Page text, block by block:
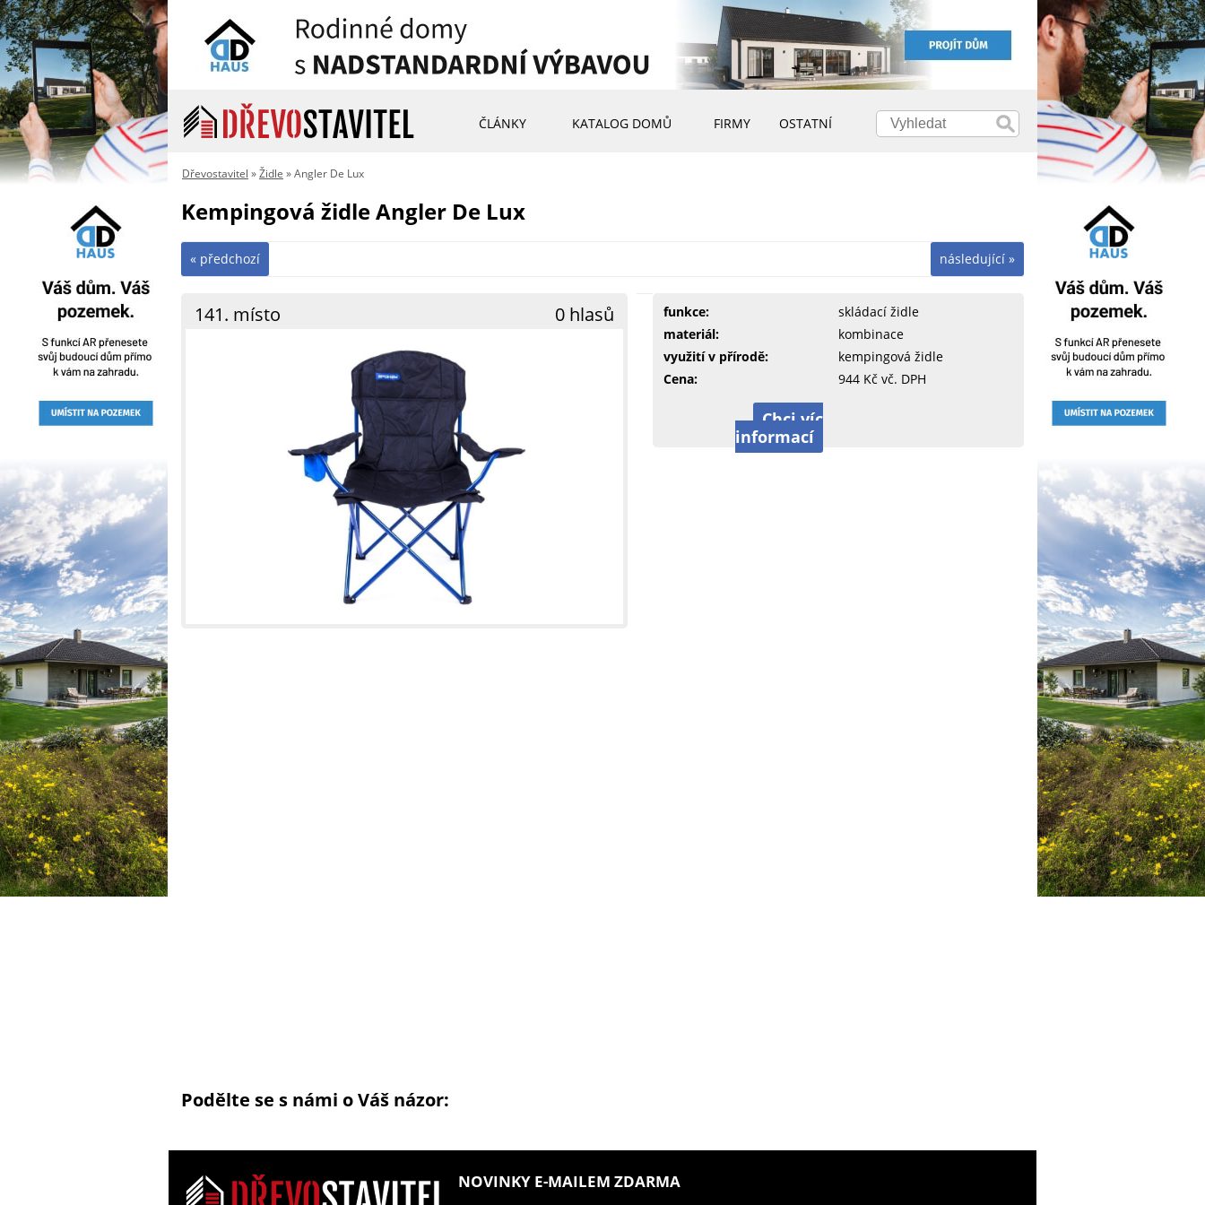
ČLÁNKY KATALOG DOMŮ FIRMY OSTATNÍ
Dřevostavitel »Židle » Angler De Lux
Kempingová židle Angler De Lux
následující »
« předchozí
funkce:
skládací židle
materiál:
kombinace
využití v přírodě:
kempingová židle
Cena:
944 Kč vč. DPH
Chci víc
informací
141. místo 0 hlasů
Podělte se s námi o Váš názor:
NOVINKY E-MAILEM ZDARMA